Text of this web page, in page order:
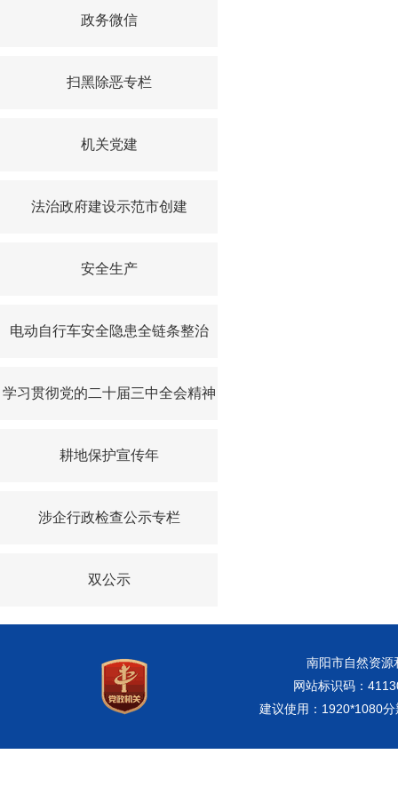
政务微信
扫黑除恶专栏
机关党建
法治政府建设示范市创建
安全生产
电动自行车安全隐患全链条整治
学习贯彻党的二十届三中全会精神
耕地保护宣传年
涉企行政检查公示专栏
双公示
南阳市自然资
网站标识码：
建议使用：1920*1080